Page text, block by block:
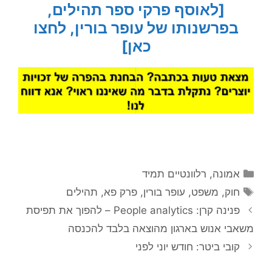
[לאוסף פרקי ספר תהילים,
בפרשנותו של עופר בורין, לחצו
כאן]
קטגוריות
אמונה, רלוונטיים תמיד
תגיות
חוק, משפט, עופר בורין,פרק פא, תהילים
פנינה קרן: People analytics – להפוך את תפיסת
משאבי אנוש בארגון מהוצאה בלבד להכנסה
קובי ביטר: חודש יוני לפני